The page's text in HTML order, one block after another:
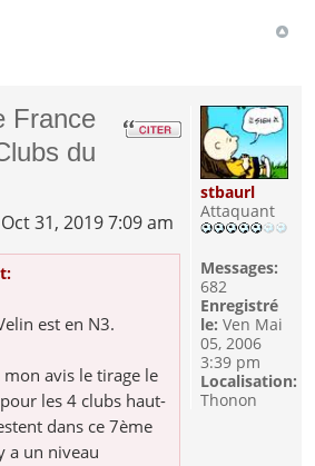
France
du
Oct 31, 2019 7:09 am
est en N3.
mon avis le tirage le
les 4 clubs haut-
dans ce 7ème
a un niveau
stbaurl
Attaquant
Messages:
682
Enregistré
le: Ven Mai
05, 2006
3:39 pm
Localisation:
Thonon